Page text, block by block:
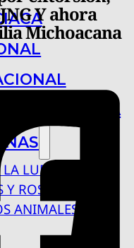
TECNOLOGÍA
LA LUPA
Y ROSTROS
ANIMALES
Y ahora
Michoacana